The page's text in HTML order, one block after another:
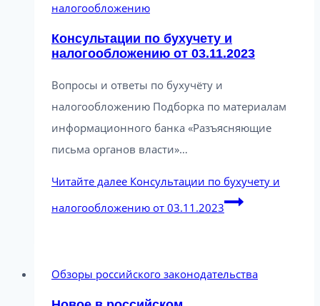
налогообложению
Консультации по бухучету и
налогообложению от 03.11.2023
Вопросы и ответы по бухучёту и
налогообложению Подборка по материалам
информационного банка «Разъясняющие
письма органов власти»…
Читайте далее Консультации по бухучету и
налогообложению от 03.11.2023
Обзоры российского законодательства